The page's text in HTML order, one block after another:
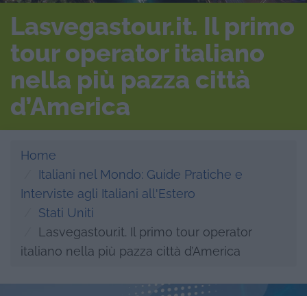
Lasvegastour.it. Il primo
tour operator italiano
nella più pazza città
d’America
Home
Italiani nel Mondo: Guide Pratiche e
Interviste agli Italiani all'Estero
Stati Uniti
Lasvegastour.it. Il primo tour operator
italiano nella più pazza città d’America